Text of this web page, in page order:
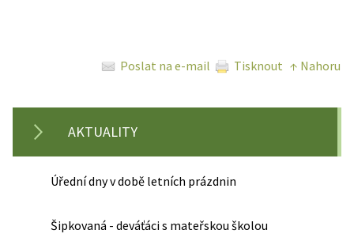
Poslat na e-mail Tisknout ↑ Nahoru
AKTUALITY
Úřední dny v době letních prázdnin
Šipkovaná - deváťáci s mateřskou školou